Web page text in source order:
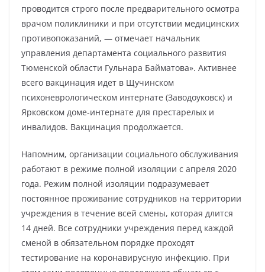
проводится строго после предварительного осмотра
врачом поликлиники и при отсутствии медицинских
противопоказаний, — отмечает начальник
управления департамента социального развития
Тюменской области Гульнара Байматова». Активнее
всего вакцинация идет в Щучинском
психоневрологическом интернате (Заводоуковск) и
Ярковском доме-интернате для престарелых и
инвалидов. Вакцинация продолжается.
Напомним, организации социального обслуживания
работают в режиме полной изоляции с апреля 2020
года. Режим полной изоляции подразумевает
постоянное проживание сотрудников на территории
учреждения в течение всей смены, которая длится
14 дней. Все сотрудники учреждения перед каждой
сменой в обязательном порядке проходят
тестирование на коронавирусную инфекцию. При